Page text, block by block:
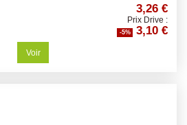
3,26 €
Prix Drive :
-5% 3,10 €
Voir